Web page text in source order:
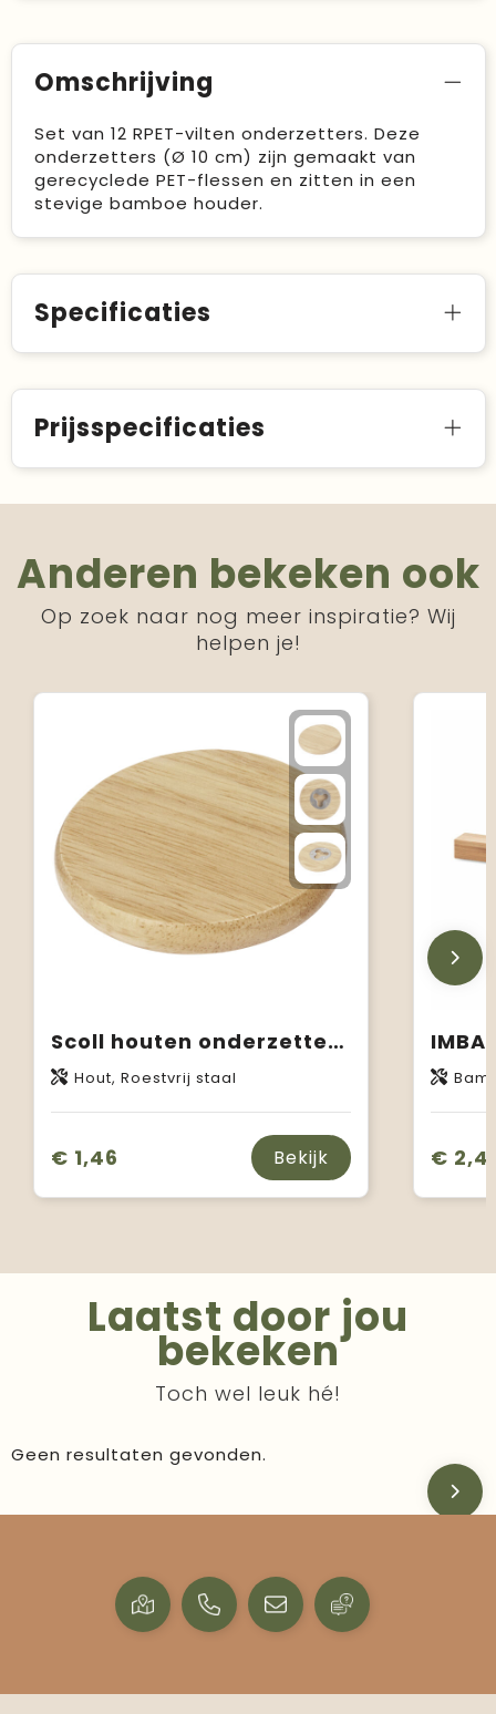
Omschrijving
Set van 12 RPET-vilten onderzetters. Deze
onderzetters (Ø 10 cm) zijn gemaakt van
gerecyclede PET-flessen en zitten in een
stevige bamboe houder.
Specificaties
Prijsspecificaties
Anderen bekeken ook
Op zoek naar nog meer inspiratie? Wij
helpen je!
Scoll houten onderzetter met flesopener
Hout, Roestvrij staal
€ 1,46 Bekijk €
Laatst door jou
bekeken
Toch wel leuk hé!
Geen resultaten gevonden.